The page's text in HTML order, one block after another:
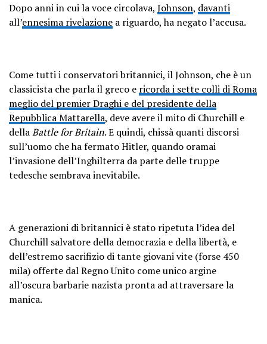
Dopo anni in cui la voce circolava, Johnson, davanti
all’ennesima rivelazione a riguardo, ha negato l’accusa.
Come tutti i conservatori britannici, il Johnson, che è un
classicista che parla il greco e ricorda i sette colli di Roma
meglio del premier Draghi e del presidente della
Repubblica Mattarella, deve avere il mito di Churchill e
dellaBattle for Britain. E quindi, chissà quanti discorsi
sull’uomo che ha fermato Hitler, quando oramai
l’invasione dell’Inghilterra da parte delle truppe
tedesche sembrava inevitabile.
A generazioni di britannici è stato ripetuta l’idea del
Churchill salvatore della democrazia e della libertà, e
dell’estremo sacrifizio di tante giovani vite (forse 450
mila) offerte dal Regno Unito come unico argine
all’oscura barbarie nazista pronta ad attraversare la
manica.